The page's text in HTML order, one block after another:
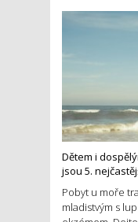
Dětem i
jsou 5.
Pobyt u moře
mladistvým s